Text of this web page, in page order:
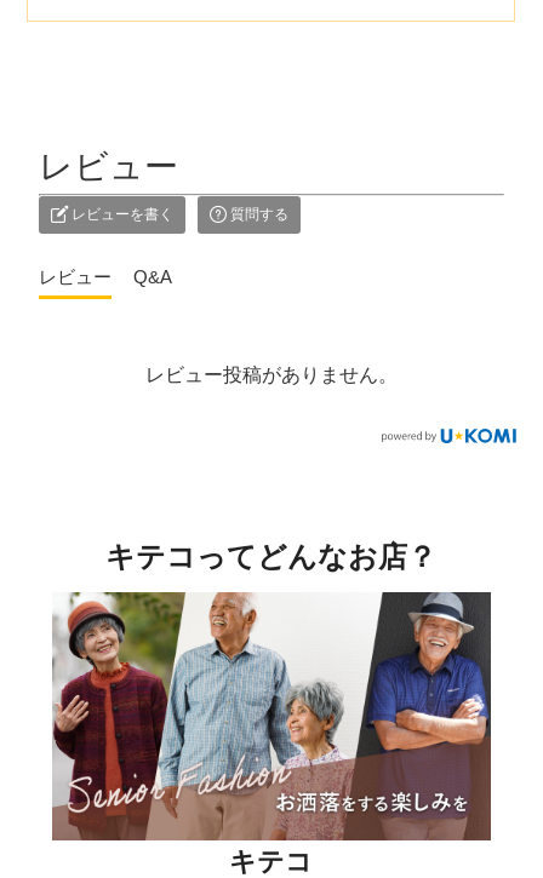
レビュー
レビューを書く 質問する
レビュー Q&A
レビュー投稿がありません。
キテコってどんなお店？
キテコ